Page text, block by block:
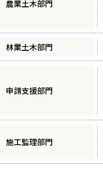
農業土木部門
林業土木部門
申請支援部門
施工監理部門